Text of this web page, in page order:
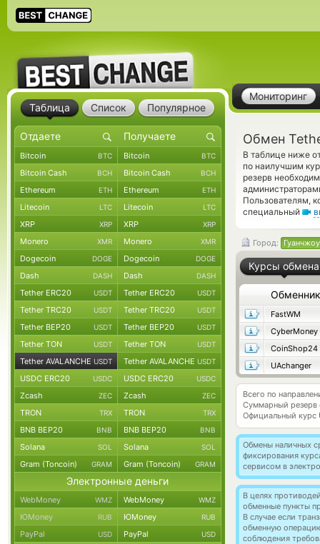
Мониторинг
Обмен
В таблице ниже
по наилучшим
резерв
Пользователям,
специальный
Город: Гуанчжоу
Курсы обмена
Обменник
FastWM
CyberMoney
CoinShop24
UAchanger
Всего по
Суммарный резерв
Официальный курс
Обмены наличных
фиксирования
сервисом в
В целях
обменные пункты
В случае если
обменную
соблюдения
Таблица Список Популярное
Bitcoin BTC Bitcoin BTC
Bitcoin Cash BCH Bitcoin Cash BCH
Ethereum ETH Ethereum ETH
Litecoin LTC Litecoin LTC
XRP XRP XRP XRP
Monero XMR Monero XMR
Dogecoin DOGE Dogecoin DOGE
Dash DASH Dash DASH
Tether ERC20 USDT Tether ERC20 USDT
Tether TRC20 USDT Tether TRC20 USDT
Tether BEP20 USDT Tether BEP20 USDT
Tether TON USDT Tether TON USDT
Tether AVALANCHE USDT Tether AVALANCHE USDT
USDC ERC20 USDC USDC ERC20 USDC
Zcash ZEC Zcash ZEC
TRON TRX TRON TRX
BNB BEP20 BNB BNB BEP20 BNB
Solana SOL Solana SOL
Gram (Toncoin) GRAM Gram (Toncoin) GRAM
Электронные деньги
WebMoney WMZ WebMoney WMZ
ЮMoney RUB ЮMoney RUB
PayPal USD PayPal USD